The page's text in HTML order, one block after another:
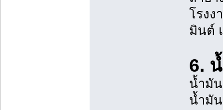
โรงง
มินต์
6.
น้ำมัน
น้ำมั